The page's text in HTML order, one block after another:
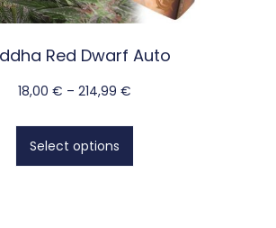
Red Dwarf Auto
18,00 € – 214,99 €
Select options